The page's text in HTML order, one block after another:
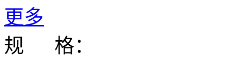
更多
规 格：